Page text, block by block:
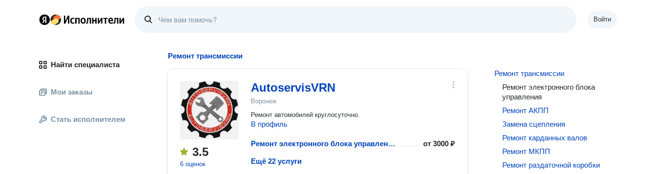
Войти
Найти специалиста
Мои заказы
Стать исполнителем
Ремонт трансмиссии
3.5
6 оценок
AutoservisVRN
Воронеж
Ремонт автомобилей круглосуточно.
В профиль
Ремонт электронного блока управления от3000 ₽
Ещё 22 услуги
Ремонт трансмиссии
Ремонт электронного блока
управления
Ремонт АКПП
Замена сцепления
Ремонт карданных валов
Ремонт МКПП
Ремонт раздаточной коробки